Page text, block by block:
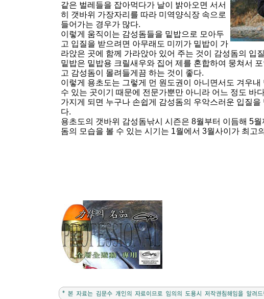
같은 벌레들을 잡아먹다가 날이 밝아오면 서서
히 갯바위 가장자리를 따라 미역양식장 속으로
들어가는 경우가 많다.
이렇게 움직이는 감성돔들을 밑밥으로 모아두
고 입질을 받으려면 아무래도 미끼가 밑밥이 가
라앉은 곳에 함께 가라앉아 있어 주는 것이 감성돔의 입
밑밥은 밑밥용 크릴새우와 집어 제를 혼합하여 뭉쳐서
고 감성돔이 몰려들게끔 하는 것이 좋다.
이렇게 용초도는 그렇게 먼 원도권이 아니면서도 겨우내
수 있는 곳이기 때문에 전문가뿐만 아니라 어느 정도 바
가지게 되면 누구나 손쉽게 감성돔의 우악스러운 입질
다.
용초도의 갯바위 감성돔낚시 시즌은 8월부터 이듬해 5
돔의 모습을 볼 수 있는 시기는 1월에서 3월사이가 최고